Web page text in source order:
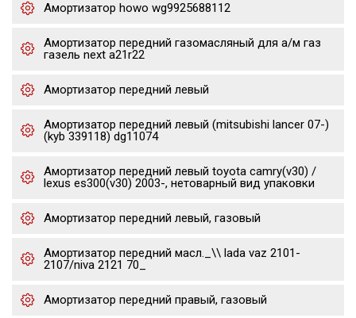
Амортизатор howo wg9925688112
Амортизатор передний газомасляный для а/м газ
газель next a21r22
Амортизатор передний левый
Амортизатор передний левый (mitsubishi lancer 07-)
(kyb 339118) dg11074
Амортизатор передний левый toyota camry(v30) /
lexus es300(v30) 2003-, нетоварный вид упаковки
Амортизатор передний левый, газовый
Амортизатор передний масл._\\ lada vaz 2101-
2107/niva 2121 70_
Амортизатор передний правый, газовый